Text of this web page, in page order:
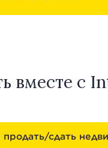
вместе с
продать/сдать